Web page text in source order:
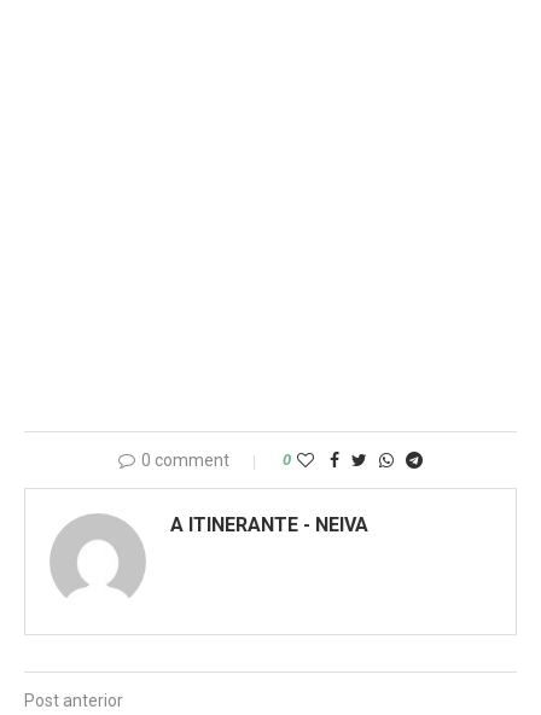
0 comment 0
A ITINERANTE - NEIVA
Post anterior